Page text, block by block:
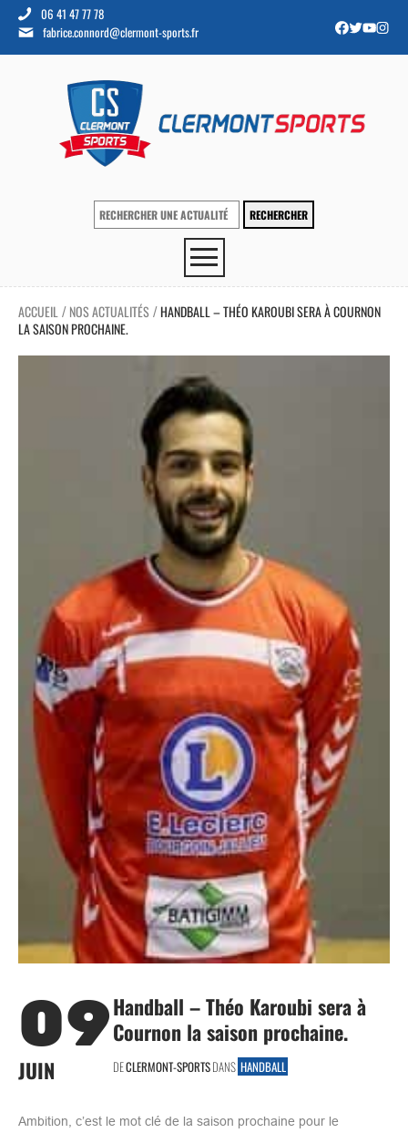
06 41 47 77 78
fabrice.connord@clermont-sports.fr
ACCUEIL / NOS ACTUALITÉS /HANDBALL – THÉO KAROUBI SERA À COURNON
LA SAISON PROCHAINE.
09
JUIN
Handball – Théo Karoubi sera à
Cournon la saison prochaine.
DECLERMONT-SPORTSDANS HANDBALL
Ambition, c’est le mot clé de la saison prochaine pour le